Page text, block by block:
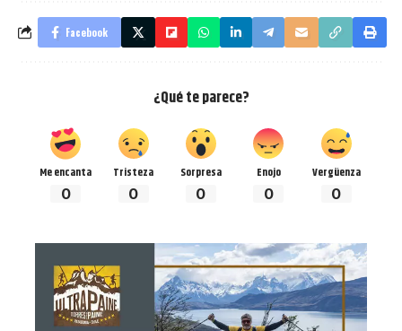
Facebook
¿Qué te parece?
Me encanta
0
Tristeza
0
Sorpresa
0
Enojo
0
Vergüenza
0